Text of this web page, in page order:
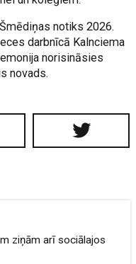
notiks 2026.
darbnīcā Kalnciema
norisināsies
novads.
ziņām arī sociālajos